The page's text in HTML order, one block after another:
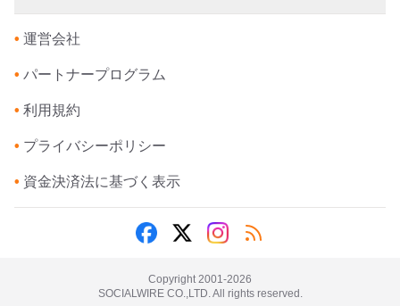
• 運営会社
• パートナープログラム
• 利用規約
• プライバシーポリシー
• 資金決済法に基づく表示
Copyright 2001-2026
SOCIALWIRE CO.,LTD. All rights reserved.